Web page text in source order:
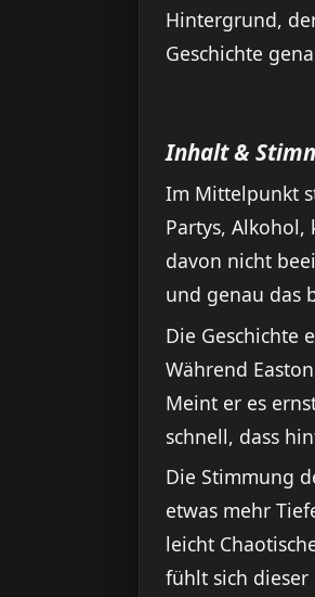
Hintergrund,
Geschichte
Inhalt &
Im Mittelpunkt
Partys,
davon nicht
und genau das
Die Geschichte
Während
Meint er es
schnell, dass
Die Stimmung
etwas mehr
leicht
fühlt sich dieser